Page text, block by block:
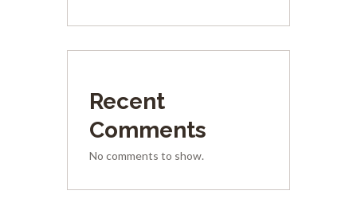
Recent
Comments
No comments to show.